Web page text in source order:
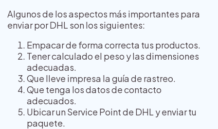
Algunos de los aspectos más importantes para
enviar por DHL son los siguientes:
Empacar de forma correcta tus productos.
Tener calculado el peso y las dimensiones
adecuadas.
Que lleve impresa la guía de rastreo.
Que tenga los datos de contacto
adecuados.
Ubicar un Service Point de DHL y enviar tu
paquete.